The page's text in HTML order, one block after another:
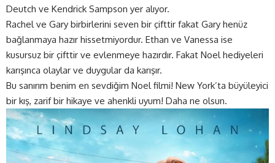
Deutch ve Kendrick Sampson yer alıyor.
Rachel ve Gary birbirlerini seven bir çifttir fakat Gary henüz
bağlanmaya hazır hissetmiyordur. Ethan ve Vanessa ise
kusursuz bir çifttir ve evlenmeye hazırdır. Fakat Noel hediyeleri
karışınca olaylar ve duygular da karışır.
Bu sanırım benim en sevdiğim Noel filmi! New York’ta büyüleyici
bir kış, zarif bir hikaye ve ahenkli uyum! Daha ne olsun.